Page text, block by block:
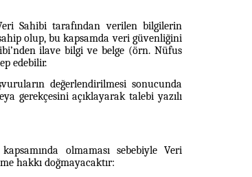
Sahibi tarafından verilen bilgilerin
olup, bu kapsamda veri güvenliğini
ilave bilgi ve belge (örn. Nüfus
edebilir.
değerlendirilmesi sonucunda
gerekçesini açıklayarak talebi yazılı
olmaması sebebiyle Veri
hakkı doğmayacaktır: